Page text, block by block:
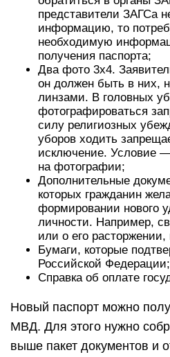
представители ЗАГСа
информацию, то
необходимую
получения паспорта;
Два фото 3х4.
он должен быть в них,
линзами. В головных
фотографироваться
силу религиозных
уборов ходить
исключение. Условие
на фотографии;
Дополнительные
которых гражданин
формировании нового
личности. Например,
или о его
Бумаги, которые
Российской Федерации;
Справка об оплате
Новый паспорт можно
МВД. Для этого нужно
выше пакет документов и